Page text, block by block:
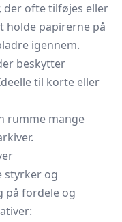
der ofte tilføjes eller
holde papirerne på
igennem.
beskytter
til korte eller
rumme mange
styrker og
på fordele og